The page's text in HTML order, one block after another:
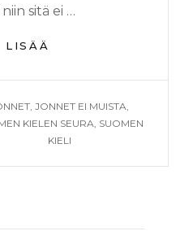
sitä ei …
LISÄÄ
MUISTA,
EI
MUISTA?
,JONNET EI MUISTA,
KIELEN SEURA, SUOMEN
KIELI